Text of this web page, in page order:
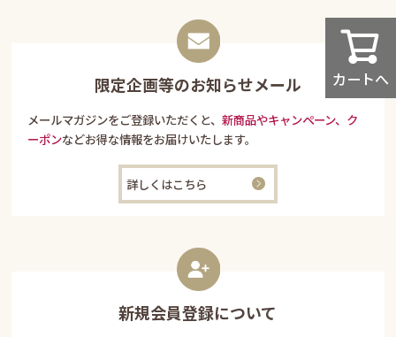
カートへ
限定企画等のお知らせメール
メールマガジンをご登録いただくと、新商品やキャンペーン、ク
ーポンなどお得な情報をお届けいたします。
詳しくはこちら
新規会員登録について